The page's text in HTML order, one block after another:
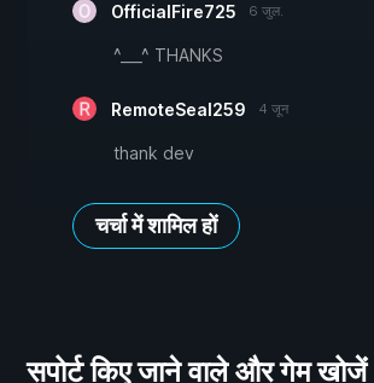
OfficialFire725 6 जुल.
^___^ THANKS
RemoteSeal259 4 जून
thank dev
चर्चा में शामिल हों
सपोर्ट किए जाने वाले और गेम खोजें